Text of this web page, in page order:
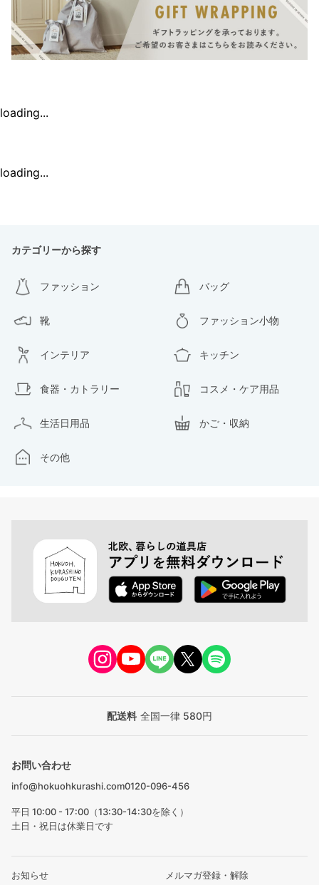
loading...
loading...
カテゴリーから探す
ファッション バッグ
靴 ファッション小物
インテリア キッチン
食器・カトラリー コスメ・ケア用品
生活日用品 かご・収納
その他
配送料 全国一律 580円
お問い合わせ
info@hokuohkurashi.com0120-096-456
平日 10:00 - 17:00（13:30-14:30を除く）
土日・祝日は休業日です
お知らせ メルマガ登録・解除